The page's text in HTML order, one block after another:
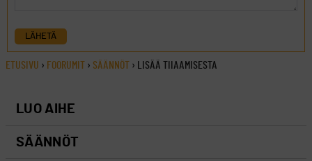
LÄHETÄ
ETUSIVU › FOORUMIT › SÄÄNNÖT › LISÄÄ TIIAAMISESTA
LUO AIHE
SÄÄNNÖT